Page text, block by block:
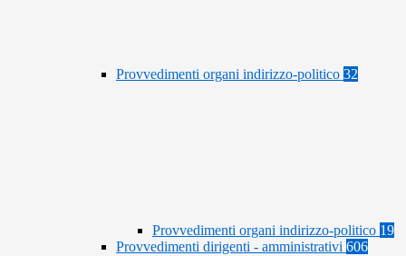
Provvedimenti organi indirizzo-politico 32
Provvedimenti organi indirizzo-politico 19
Provvedimenti dirigenti - amministrativi 606